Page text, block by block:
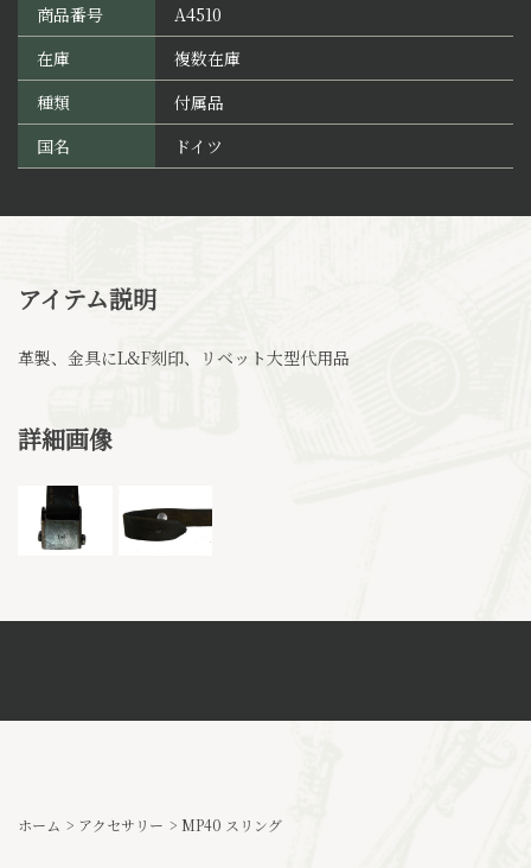
商品番号
A4510
在庫
複数在庫
種類
付属品
国名
ドイツ
アイテム説明
革製、金具にL&F刻印、リベット大型代用品
詳細画像
ホーム > アクセサリー > MP40 スリング